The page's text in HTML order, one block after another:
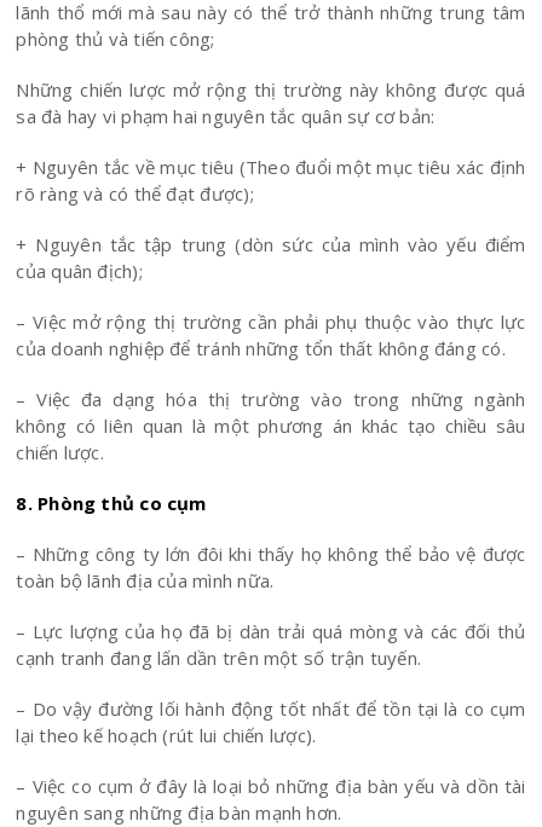
lãnh thổ mới mà sau này có thể trở thành những trung tâm
phòng thủ và tiến công;
Những chiến lược mở rộng thị trường này không được quá
sa đà hay vi phạm hai nguyên tắc quân sự cơ bản:
+ Nguyên tắc về mục tiêu (Theo đuổi một mục tiêu xác định
rõ ràng và có thể đạt được);
+ Nguyên tắc tập trung (dòn sức của mình vào yếu điểm
của quân địch);
– Việc mở rộng thị trường cần phải phụ thuộc vào thực lực
của doanh nghiệp để tránh những tổn thất không đáng có.
– Việc đa dạng hóa thị trường vào trong những ngành
không có liên quan là một phương án khác tạo chiều sâu
chiến lược.
8. Phòng thủ co cụm
– Những công ty lớn đôi khi thấy họ không thể bảo vệ được
toàn bộ lãnh địa của mình nữa.
– Lực lượng của họ đã bị dàn trải quá mòng và các đối thủ
cạnh tranh đang lấn dần trên một số trận tuyến.
– Do vậy đường lối hành động tốt nhất để tồn tại là co cụm
lại theo kế hoạch (rút lui chiến lược).
– Việc co cụm ở đây là loại bỏ những địa bàn yếu và dồn tài
nguyên sang những địa bàn mạnh hơn.